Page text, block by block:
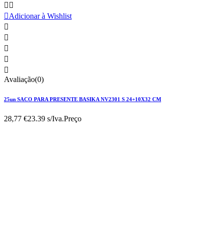
 
Adicionar à Wishlist





Avaliação(0)
25un SACO PARA PRESENTE BASIKA NV2301 S 24+10X32 CM
28,77 €23.39 s/Iva.Preço